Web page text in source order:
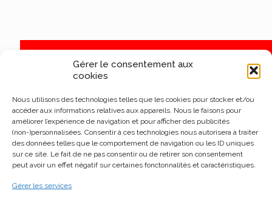
Gérer le consentement aux
cookies
Nous utilisons des technologies telles que les cookies pour stocker et/ou
accéder aux informations relatives aux appareils. Nous le faisons pour
améliorer l’expérience de navigation et pour afficher des publicités
(non-)personnalisées. Consentir à ces technologies nous autorisera à traiter
des données telles que le comportement de navigation ou les ID uniques
sur ce site. Le fait de ne pas consentir ou de retirer son consentement
peut avoir un effet négatif sur certaines fonctonnalités et caractéristiques.
Gérer les services